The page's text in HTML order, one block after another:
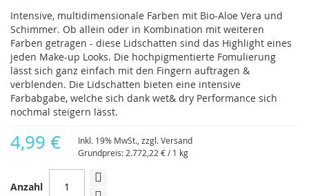
Intensive, multidimensionale Farben mit Bio-Aloe Vera und
Schimmer. Ob allein oder in Kombination mit weiteren
Farben getragen - diese Lidschatten sind das Highlight eines
jeden Make-up Looks. Die hochpigmentierte Fomulierung
lässt sich ganz einfach mit den Fingern auftragen &
verblenden. Die Lidschatten bieten eine intensive
Farbabgabe, welche sich dank wet& dry Performance sich
nochmal steigern lässt.
4,99 € Inkl. 19% MwSt., zzgl.Versand
Grundpreis: 2.772,22 €/ 1 kg
Anzahl